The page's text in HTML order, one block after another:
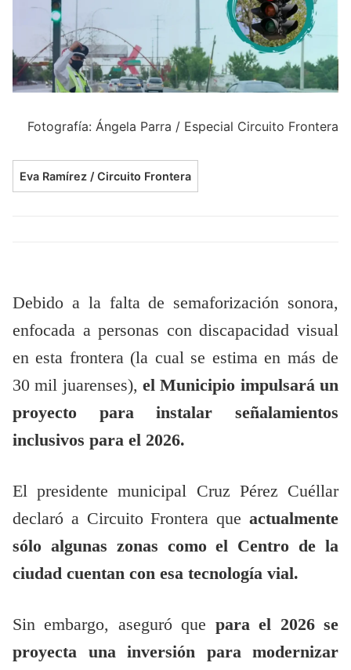
Fotografía: Ángela Parra / Especial Circuito Frontera
Eva Ramírez / Circuito Frontera
Debido a la falta de semaforización sonora,
enfocada a personas con discapacidad visual
en esta frontera (la cual se estima en más de
30 mil juarenses), el Municipio impulsará un
proyecto para instalar señalamientos
inclusivos para el 2026.
El presidente municipal Cruz Pérez Cuéllar
declaró a Circuito Frontera que actualmente
sólo algunas zonas como el Centro de la
ciudad cuentan con esa tecnología vial.
Sin embargo, aseguró que para el 2026 se
proyecta una inversión para modernizar